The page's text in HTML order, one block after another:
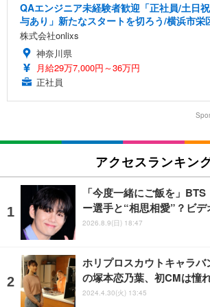
QAエンジニア未経験者歓迎「正社員/土日
与あり」新たなスタートを切ろう/横浜市栄
株式会社onlixs
神奈川県
月給29万7,000円～36万円
正社員
アクセスランキン
「今度一緒にご飯を」
ー選手と“相思相愛”？ビデ
2026.8.9(日) 18:47
ホリプロスカウトキャラバ
の塚本恋乃葉、初CMは憧
2024.4.30(火) 13:45